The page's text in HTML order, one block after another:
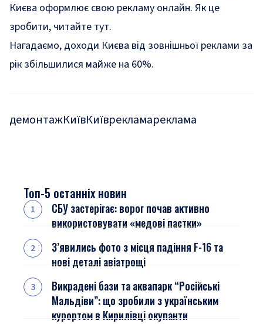
Києва оформлює свою рекламу онлайн. Як це
зробити, читайте тут.
Нагадаємо, доходи Києва від зовнішньої реклами за
рік збільшилися майже на 60%.
демонтажКиївКиїврекламареклама
Топ-5 останніх новин
СБУ застерігає: ворог почав активно
використовувати «медові пастки»
З’явились фото з місця падіння F-16 та
нові деталі авіатрощі
Викрадені бази та аквапарк “Російські
Мальдіви”: що зробили з українським
курортом в Кирилівці окупанти